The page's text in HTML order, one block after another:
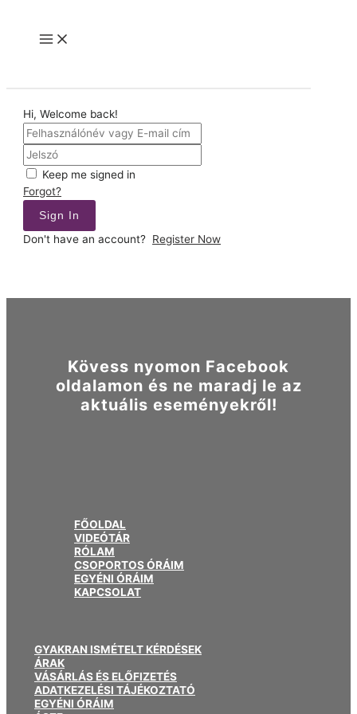
content
Main
Hi, Welcome back!
Keep me signed in
Forgot?
Sign In
Don't have an account? Register Now
Kövess nyomon Facebook
oldalamon és ne maradj le az
aktuális eseményekről!
FŐOLDAL
VIDEÓTÁR
RÓLAM
CSOPORTOS ÓRÁIM
EGYÉNI ÓRÁIM
KAPCSOLAT
GYAKRAN ISMÉTELT KÉRDÉSEK
ÁRAK
VÁSÁRLÁS ÉS ELŐFIZETÉS
ADATKEZELÉSI TÁJÉKOZTATÓ
EGYÉNI ÓRÁIM